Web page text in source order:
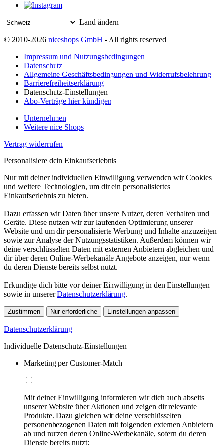
Land ändern
© 2010-2026 niceshops GmbH - All rights reserved.
Impressum und Nutzungsbedingungen
Datenschutz
Allgemeine Geschäftsbedingungen und Widerrufsbelehrung
Barrierefreiheitserklärung
Datenschutz-Einstellungen
Abo-Verträge hier kündigen
Unternehmen
Weitere nice Shops
Vertrag widerrufen
Personalisiere dein Einkaufserlebnis
Nur mit deiner individuellen Einwilligung verwenden wir Cookies
und weitere Technologien, um dir ein personalisiertes
Einkaufserlebnis zu bieten.
Dazu erfassen wir Daten über unsere Nutzer, deren Verhalten und
Geräte. Diese nutzen wir zur laufenden Optimierung unserer
Website und um dir personalisierte Werbung und Inhalte anzuzeigen
sowie zur Analyse der Nutzungsstatistiken. Außerdem können wir
deine verschlüsselten Daten mit externen Anbietern abgleichen und
dir über deren Online-Werbekanäle Angebote anzeigen, nur wenn
du deren Dienste bereits selbst nutzt.
Erkundige dich bitte vor deiner Einwilligung in den Einstellungen
sowie in unsererDatenschutzerklärung.
Zustimmen Nur erforderliche Einstellungen anpassen
Datenschutzerklärung
Individuelle Datenschutz-Einstellungen
Marketing per Customer-Match
Mit deiner Einwilligung informieren wir dich auch abseits
unserer Website über Aktionen und zeigen dir relevante
Produkte. Dazu gleichen wir deine verschlüsselten
personenbezogenen Daten mit folgenden externen Anbietern
ab und nutzen deren Online-Werbekanäle, sofern du deren
Dienste bereits nutzt: